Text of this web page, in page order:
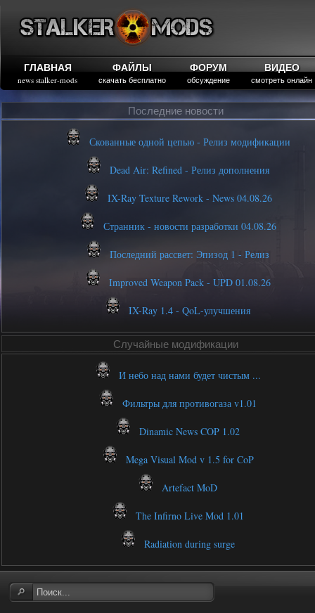
ГЛАВНАЯ
news stalker-mods
ФАЙЛЫ
скачать бесплатно
ФОРУМ
обсуждение
ВИДЕО
смотреть онлайн
Последние новости
Скованные одной цепью - Релиз модификации
Dead Air: Refined - Релиз дополнения
IX-Ray Texture Rework - News 04.08.26
Странник - новости разработки 04.08.26
Последний рассвет: Эпизод 1 - Релиз
Improved Weapon Pack - UPD 01.08.26
IX-Ray 1.4 - QoL-улучшения
Случайные модификации
И небо над нами будет чистым ...
Фильтры для противогаза v1.01
Dinamic News COP 1.02
Mega Visual Mod v 1.5 for CoP
Artefact MoD
The Infirno Live Mod 1.01
Radiation during surge